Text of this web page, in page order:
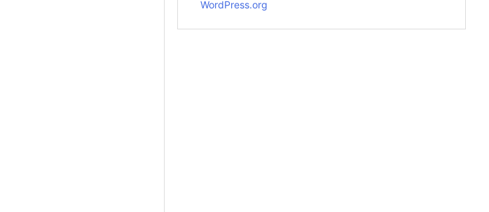
WordPress.org